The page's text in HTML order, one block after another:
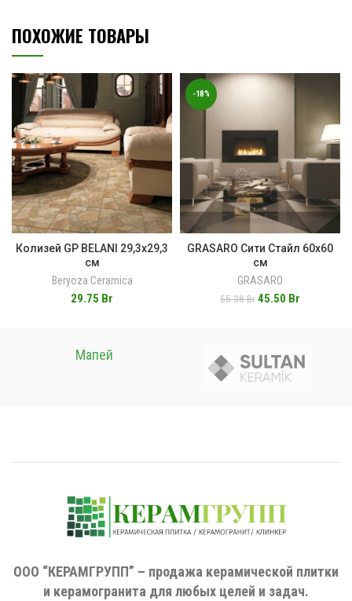
ПОХОЖИЕ ТОВАРЫ
Колизей GP BELANI 29,3х29,3
см
Beryoza Ceramica
29.75 Br
-18%
GRASARO Сити Стайл 60х60
см
GRASARO
55.38BrПервоначальная
45.50 Br
Мапей
ООО “КЕРАМГРУПП” – продажа керамической плитки
и керамогранита для любых целей и задач.